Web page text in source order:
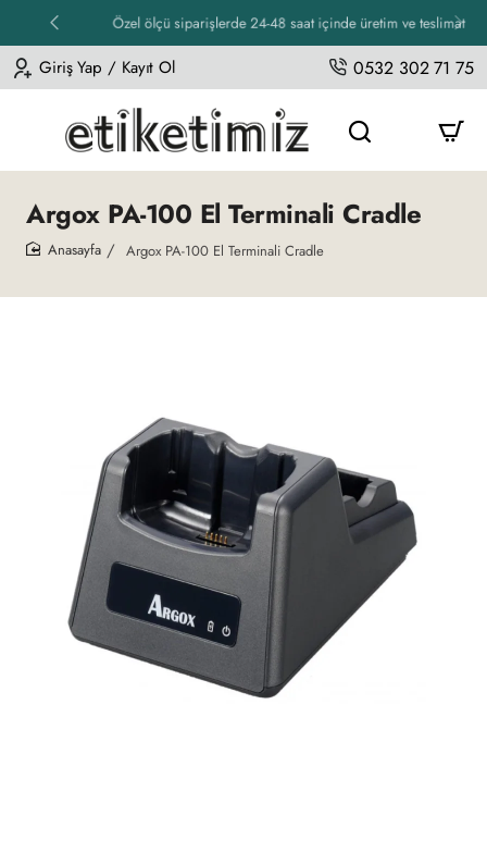
Özel ölçü siparişlerde 24-48 saat içinde üretim ve teslimat
Giriş Yap / Kayıt Ol 0532 302 71 75
Argox PA-100 El Terminali Cradle
Argox PA-100 El Terminali Cradle